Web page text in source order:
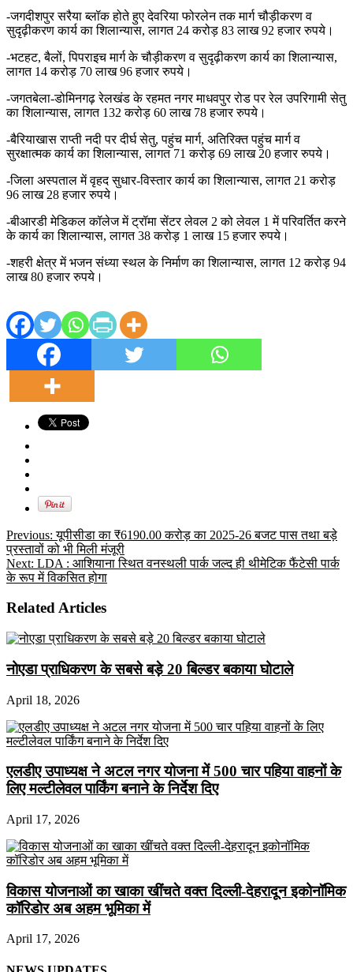
-जगदीशपुर सरैया ब्लॉक होते हुए देवरिया फोरलेन तक मार्ग चौड़ीकरण व
सुदृढ़ीकरण कार्य का शिलान्यास, लागत 24 करोड़ 83 लाख 92 हजार रुपये।
-भटहट, बैलों, पिपराइच मार्ग के चौड़ीकरण व सुदृढ़ीकरण कार्य का शिलान्यास,
लागत 14 करोड़ 70 लाख 96 हजार रुपये।
-जगतबेला-डोमिनगढ़ रेलखंड के रहमत नगर माधवपुर रोड पर रेल उपरिगामी सेतु
का शिलान्यास, लागत 132 करोड़ 60 लाख 78 हजार रुपये।
-बैरियाखास राप्ती नदी पर दीर्घ सेतु, पहुंच मार्ग, अतिरिक्त पहुंच मार्ग व
सुरक्षात्मक कार्य का शिलान्यास, लागत 71 करोड़ 69 लाख 20 हजार रुपये।
-जिला अस्पताल में वृहद सुधार-विस्तार कार्य का शिलान्यास, लागत 21 करोड़
96 लाख 28 हजार रुपये।
-बीआरडी मेडिकल कॉलेज में ट्रॉमा सेंटर लेवल 2 को लेवल 1 में परिवर्तित करने
के कार्य का शिलान्यास, लागत 38 करोड़ 1 लाख 15 हजार रुपये।
-शहरी क्षेत्र में भजन संध्या स्थल के निर्माण का शिलान्यास, लागत 12 करोड़ 94
लाख 80 हजार रुपये।
Previous: यूपीसीडा का ₹6190.00 करोड़ का 2025-26 बजट पास तथा बड़े
प्रस्तावों को भी मिली मंजूरी
Next: LDA : आशियाना स्थित वनस्थली पार्क जल्द ही थीमेटिक फैंटेसी पार्क
के रूप में विकसित होगा
Related Articles
नोएडा प्राधिकरण के सबसे बड़े 20 बिल्डर बकाया घोटाले
April 18, 2026
एलडीए उपाध्यक्ष ने अटल नगर योजना में 500 चार पहिया वाहनों के
लिए मल्टीलेवल पार्किंग बनाने के निर्देश दिए
April 17, 2026
विकास योजनाओं का खाका खींचते वक्त दिल्ली-देहरादून इकोनॉमिक
कॉरिडोर अब अहम भूमिका में
April 17, 2026